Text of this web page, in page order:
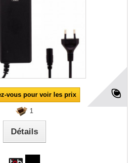
vous pour voir les prix
1
Détails